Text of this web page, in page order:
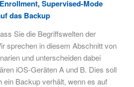
Supervised-Mode
das Backup
Sie die Begriffswelten der
sprechen in diesem Abschnitt von
und unterscheiden dabei
iOS-Geräten A und B. Dies soll
ein Backup verhält, wenn es auf